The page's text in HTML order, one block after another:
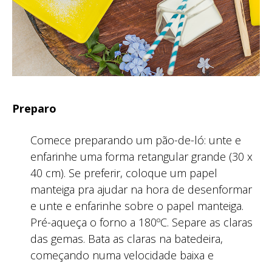
Preparo
Comece preparando um pão-de-ló: unte e
enfarinhe uma forma retangular grande (30 x
40 cm). Se preferir, coloque um papel
manteiga pra ajudar na hora de desenformar
e unte e enfarinhe sobre o papel manteiga.
Pré-aqueça o forno a 180ºC. Separe as claras
das gemas. Bata as claras na batedeira,
começando numa velocidade baixa e